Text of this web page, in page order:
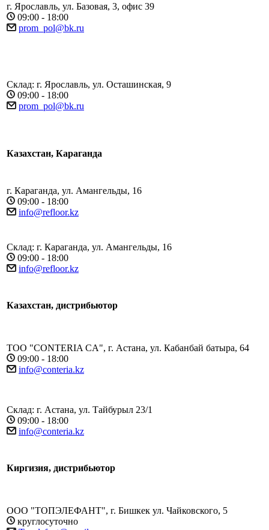
г. Ярославль, ул. Базовая, 3, офис 39
09:00 - 18:00
prom_pol@bk.ru
Склад: г. Ярославль, ул. Осташинская, 9
09:00 - 18:00
prom_pol@bk.ru
Казахстан, Караганда
г. Караганда, ул. Амангельды, 16
09:00 - 18:00
info@refloor.kz
Склад: г. Караганда, ул. Амангельды, 16
09:00 - 18:00
info@refloor.kz
Казахстан, дистрибьютор
ТОО "CONTERIA CA", г. Астана, ул. Кабанбай батыра, 64
09:00 - 18:00
info@conteria.kz
Склад: г. Астана, ул. Тайбурыл 23/1
09:00 - 18:00
info@conteria.kz
Киргизия, дистрибьютор
ООО "ТОПЭЛЕФАНТ", г. Бишкек ул. Чайковского, 5
круглосуточно